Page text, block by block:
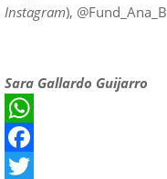
Instagram),
Sara Gallardo Guijarro
W
h
F